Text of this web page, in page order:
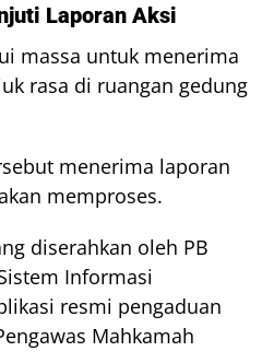
Laporan Aksi
massa untuk menerima
rasa di ruangan gedung
menerima laporan
memproses.
diserahkan oleh PB
Informasi
resmi pengaduan
Mahkamah